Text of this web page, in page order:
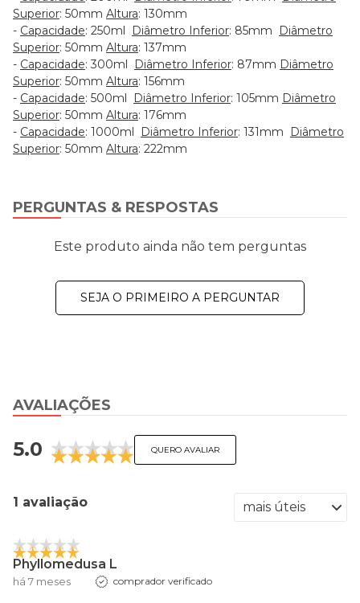
Superior: 50mm Altura: 130mm
- Capacidade: 250ml Diâmetro Inferior: 85mm
Diâmetro
Superior: 50mm Altura: 137mm
- Capacidade: 300ml Diâmetro Inferior: 87mm Diâmetro
Superior: 50mm Altura: 156mm
- Capacidade: 500ml Diâmetro Inferior: 105mm Diâmetro
Superior: 50mm Altura: 176mm
- Capacidade: 1000ml Diâmetro Inferior: 131mm
Diâmetro
Superior: 50mm Altura: 222mm
AVALIAÇÕES
5.0 QUERO AVALIAR
1 avaliação
Phyllomedusa L
há 7 meses comprador verificado
PERGUNTAS & RESPOSTAS
Este produto ainda não tem perguntas
SEJA O PRIMEIRO A PERGUNTAR